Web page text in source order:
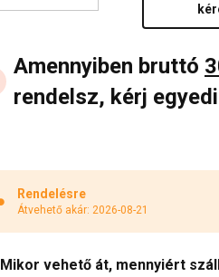
Amennyiben bruttó
rendelsz, kérj
Rendelésre
Átvehető akár: 2026-08-21
Mikor vehető át, mennyiért